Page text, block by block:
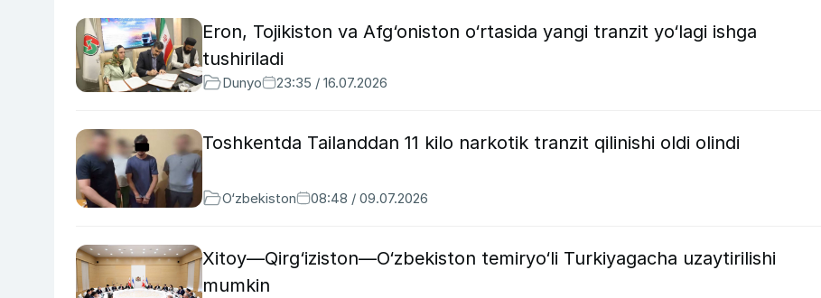
Eron, Tojikiston va Afg‘oniston o‘rtasida yangi tranzit yo‘lagi ishga
tushiriladi
Dunyo 23:35 / 16.07.2026
Toshkentda Tailanddan 11 kilo narkotik tranzit qilinishi oldi olindi
O‘zbekiston 08:48 / 09.07.2026
Xitoy—Qirg‘iziston—O‘zbekiston temiryo‘li Turkiyagacha uzaytirilishi
mumkin